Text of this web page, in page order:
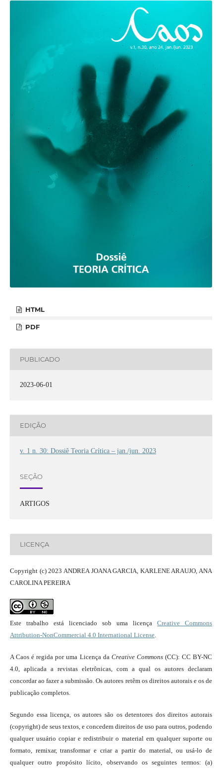
HTML
PDF
PUBLICADO
2023-06-01
EDIÇÃO
v. 1 n. 30: Dossiê Teoria Crítica – jan./jun. 2023
SEÇÃO
ARTIGOS
LICENÇA
Copyright (c) 2023 ANDREA JOANA GARCIA, KARLENE ARAUJO, ANA
CAROLINA PEREIRA
Este trabalho está licenciado sob uma licençaCreative Commons
Attribution-NonCommercial 4.0 International License.
A Caos é regida por uma Licença da Creative Commons(CC): CC BY-NC
4.0, aplicada a revistas eletrônicas, com a qual os autores declaram
concordar ao fazer a submissão. Os autores retêm os direitos autorais e os de
publicação completos.
Segundo essa licença, os autores são os detentores dos direitos autorais
(copyright) de seus textos, e concedem direitos de uso para outros, podendo
qualquer usuário copiar e redistribuir o material em qualquer suporte ou
formato, remixar, transformar e criar a partir do material, ou usá-lo de
qualquer outro propósito lícito, observando os seguintes termos: (a)